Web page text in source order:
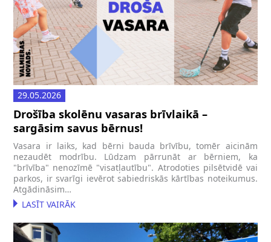
29.05.2026
Drošība skolēnu vasaras brīvlaikā –
sargāsim savus bērnus!
Vasara ir laiks, kad bērni bauda brīvību, tomēr aicinām
nezaudēt modrību. Lūdzam pārrunāt ar bērniem, ka
"brīvība" nenozīmē "visatļautību". Atrodoties pilsētvidē vai
parkos, ir svarīgi ievērot sabiedriskās kārtības noteikumus.
Atgādināsim…
LASĪT VAIRĀK